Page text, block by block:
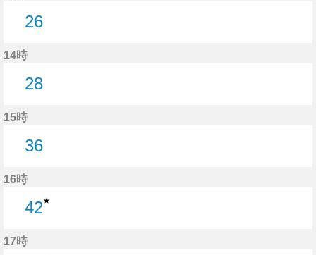
26
14時
28
15時
36
16時
42★
17時